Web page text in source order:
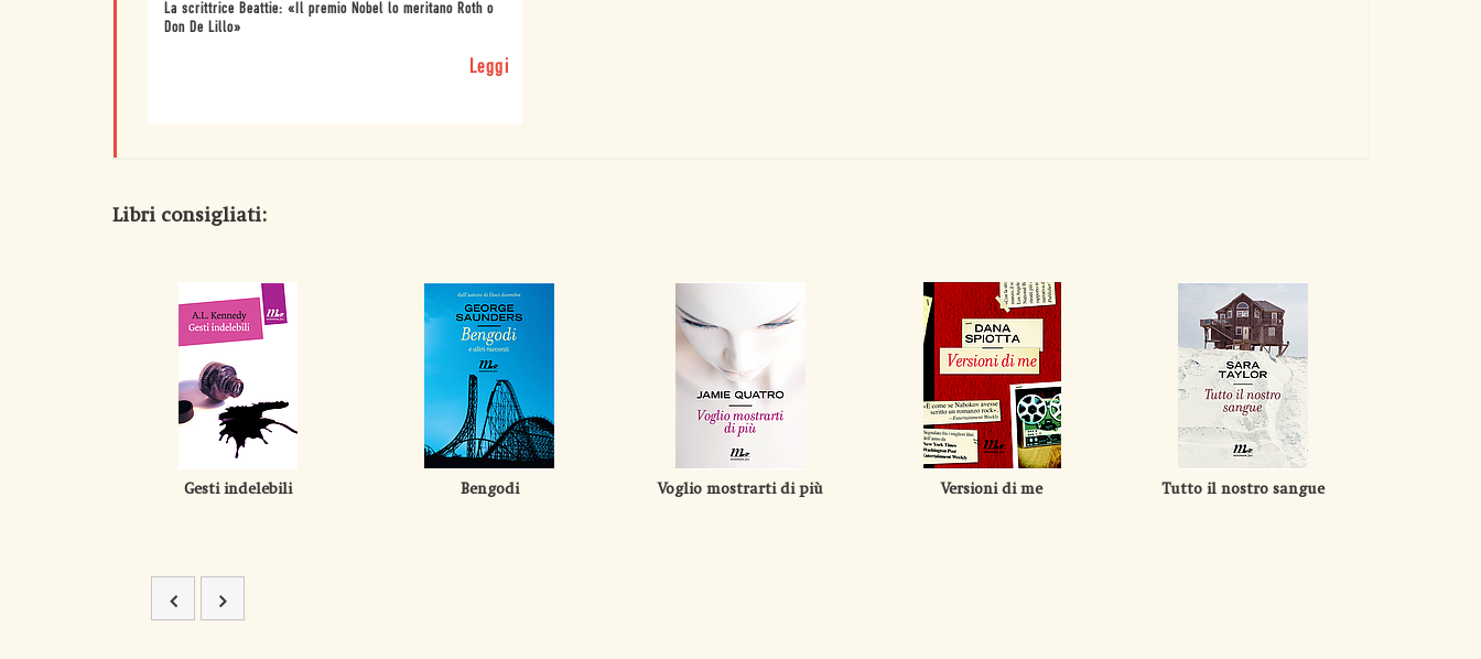
La scrittrice Beattie: «Il premio Nobel lo meritano Roth o
Don De Lillo»
Leggi
Libri consigliati:
Gesti indelebili Bengodi Voglio mostrarti di più Versioni di me Tutto il nostro sangue